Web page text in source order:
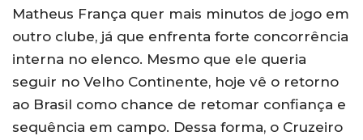
Matheus França quer mais minutos de jogo em
outro clube, já que enfrenta forte concorrência
interna no elenco. Mesmo que ele queria
seguir no Velho Continente, hoje vê o retorno
ao Brasil como chance de retomar confiança e
sequência em campo. Dessa forma, o Cruzeiro